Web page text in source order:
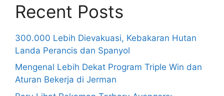
Recent Posts
300.000 Lebih Dievakuasi, Kebakaran Hutan
Landa Perancis dan Spanyol
Mengenal Lebih Dekat Program Triple Win dan
Aturan Bekerja di Jerman